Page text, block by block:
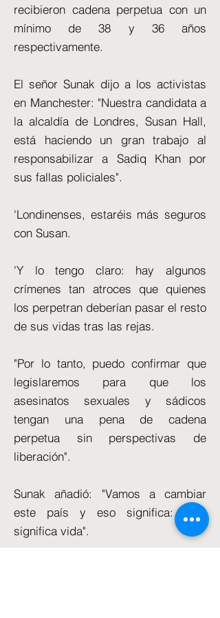
recibieron cadena perpetua con un
mínimo de 38 y 36 años
respectivamente.
El señor Sunak dijo a los activistas
en Manchester: "Nuestra candidata a
la alcaldía de Londres, Susan Hall,
está haciendo un gran trabajo al
responsabilizar a Sadiq Khan por
sus fallas policiales".
'Londinenses, estaréis más seguros
con Susan.
'Y lo tengo claro: hay algunos
crímenes tan atroces que quienes
los perpetran deberían pasar el resto
de sus vidas tras las rejas.
"Por lo tanto, puedo confirmar que
legislaremos para que los
asesinatos sexuales y sádicos
tengan una pena de cadena
perpetua sin perspectivas de
liberación".
Sunak añadió: "Vamos a cambiar
este país y eso significa: vida
significa vida".